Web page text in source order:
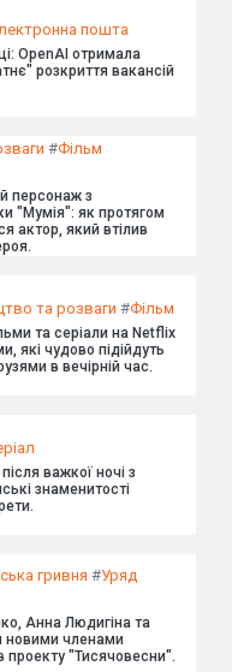
пошта
OpenAI отримала
розкриття вакансій
#Фільм
персонаж з
"Мумія": як протягом
актор, який втілив
та розваги #Фільм
та серіали на Netflix
які чудово підійдуть
в вечірній час.
важкої ночі з
знаменитості
гривня #Уряд
Анна Людигіна та
новими членами
проекту "Тисячовесни".